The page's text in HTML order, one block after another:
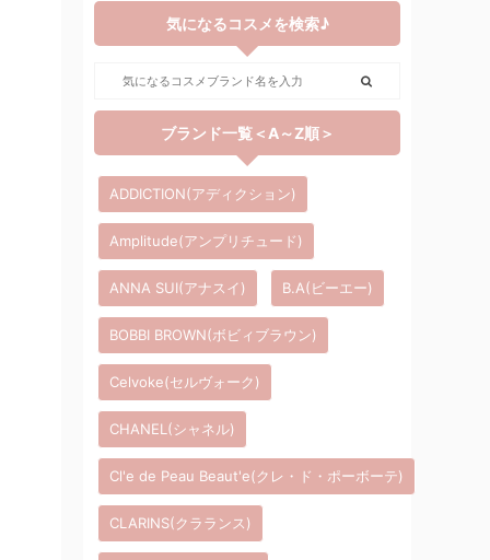
気になるコスメを検索♪
ブランド一覧＜A～Z順＞
ADDICTION(アディクション)
Amplitude(アンプリチュード)
ANNA SUI(アナスイ) B.A(ビーエー)
BOBBI BROWN(ボビィブラウン)
Celvoke(セルヴォーク)
CHANEL(シャネル)
Cl'e de Peau Beaut'e(クレ・ド・ポーボーテ)
CLARINS(クラランス)